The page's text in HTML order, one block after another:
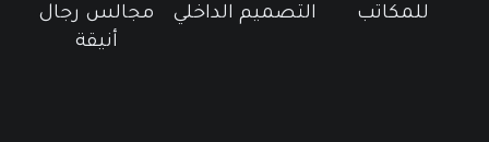
للمكاتب
التصميم الداخلي
مجالس رجال
أنيقة